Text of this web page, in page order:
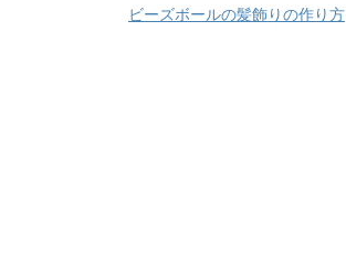
ビーズボールの髪飾りの作り方